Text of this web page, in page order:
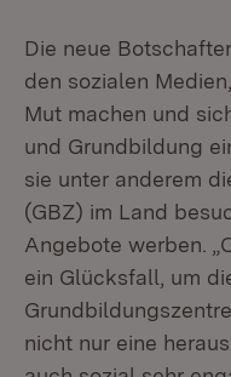
Die neue
den sozialen
Mut machen und
und Grundbildung
sie unter anderem
(GBZ) im Land
Angebote werben.
ein Glücksfall, um
nicht nur eine